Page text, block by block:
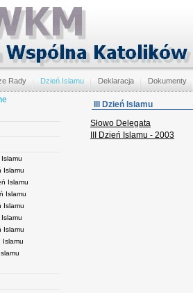
Rady Dzień Islamu Deklaracja Dokumenty
Islamu
Islamu
Islamu
Islamu
Islamu
Islamu
III Dzień Islamu
Słowo Delegata
III Dzień Islamu - 2003